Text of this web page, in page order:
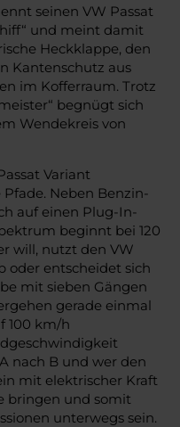
seinen VW Passat
und meint damit
Heckklappe, den
Kantenschutz aus
im Kofferraum. Trotz
begnügt sich
Wendekreis von
Variant
Neben Benzin-
auf einen Plug-In-
beginnt bei 120
will, nutzt den VW
oder entscheidet sich
mit sieben Gängen
gerade einmal
100 km/h
nach B und wer den
mit elektrischer Kraft
bringen und somit
unterwegs sein.